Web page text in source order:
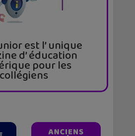
est l’ unique
d’ éducation
pour les
collégiens